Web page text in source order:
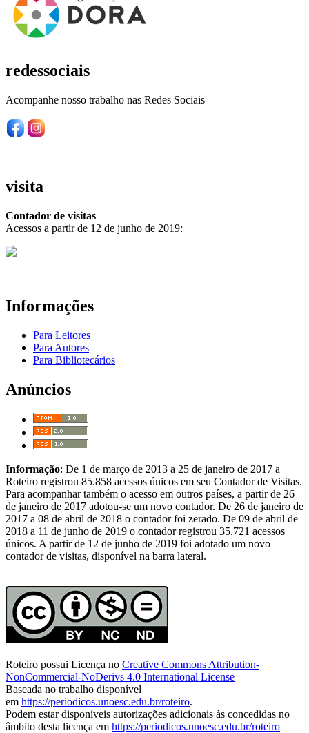
redessociais
Acompanhe nosso trabalho nas Redes Sociais
visita
Contador de visitas
Acessos a partir de 12 de junho de 2019:
Informações
Para Leitores
Para Autores
Para Bibliotecários
Anúncios
Informação: De 1 de março de 2013 a 25 de janeiro de 2017 a
Roteiro registrou 85.858 acessos únicos em seu Contador de Visitas.
Para acompanhar também o acesso em outros países, a partir de 26
de janeiro de 2017 adotou-se um novo contador. De 26 de janeiro de
2017 a 08 de abril de 2018 o contador foi zerado. De 09 de abril de
2018 a 11 de junho de 2019 o contador registrou 35.721 acessos
únicos. A partir de 12 de junho de 2019 foi adotado um novo
contador de visitas, disponível na barra lateral.
Roteiro possui Licença no Creative Commons Attribution-
NonCommercial-NoDerivs 4.0 International License
Baseada no trabalho disponível
em https://periodicos.unoesc.edu.br/roteiro.
Podem estar disponíveis autorizações adicionais às concedidas no
âmbito desta licença em https://periodicos.unoesc.edu.br/roteiro